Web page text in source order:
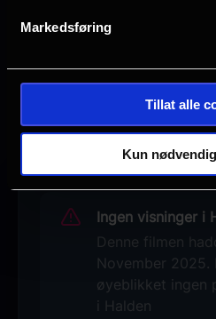
Markedsføring
Tillat alle
Kun
Familiefilm
Distributør
United International
Ingen visninger i
Denne filmen
November 2025.
øyeblikket ingen
i Halden